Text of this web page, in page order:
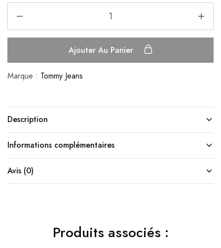
Ajouter Au Panier
Marque : Tommy Jeans
Description
Informations complémentaires
Avis (0)
Produits associés :